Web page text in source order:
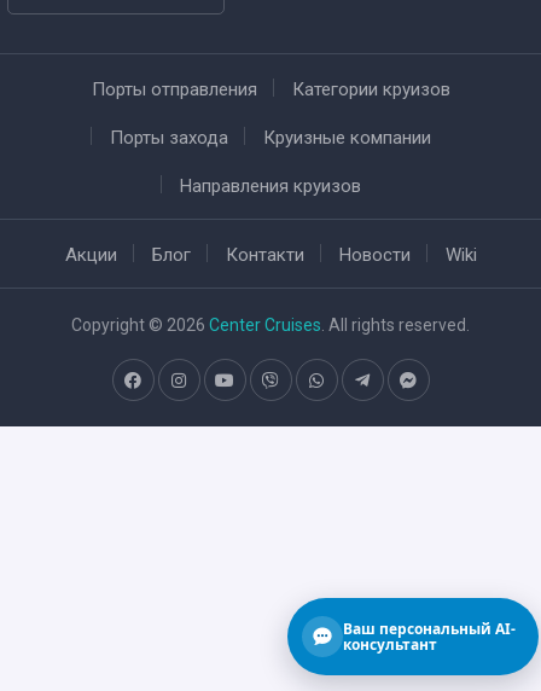
Порты отправления Категории круизов
Порты захода Круизные компании
Направления круизов
Акции Блог Контакти Новости Wiki
Copyright © 2026 Center Cruises. All rights reserved.
Ваш персональный AI-
консультант